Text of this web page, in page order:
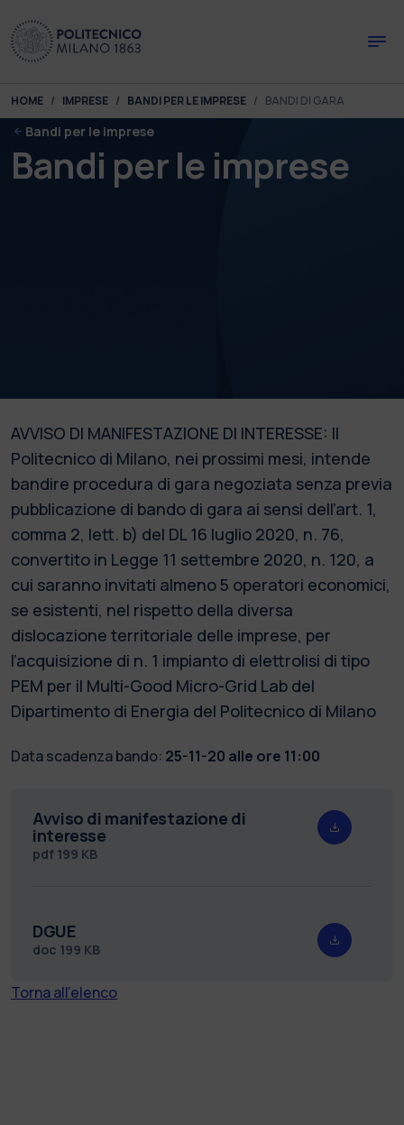
You are here:
HOME IMPRESE BANDI PER LE IMPRESE BANDI DI GARA
Bandi per le imprese
Bandi per le imprese
AVVISO DI MANIFESTAZIONE DI INTERESSE: Il
Politecnico di Milano, nei prossimi mesi, intende
bandire procedura di gara negoziata senza previa
pubblicazione di bando di gara ai sensi dell’art. 1,
comma 2, lett. b) del DL 16 luglio 2020, n. 76,
convertito in Legge 11 settembre 2020, n. 120, a
cui saranno invitati almeno 5 operatori economici,
se esistenti, nel rispetto della diversa
dislocazione territoriale delle imprese, per
l’acquisizione di n. 1 impianto di elettrolisi di tipo
PEM per il Multi-Good Micro-Grid Lab del
Dipartimento di Energia del Politecnico di Milano
Data scadenza bando: 25-11-20 alle ore 11:00
Avviso di manifestazione di
interesse
pdf 199 KB
DGUE
doc 199 KB
Torna all'elenco